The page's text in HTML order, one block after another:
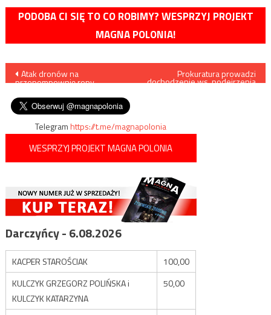
PODOBA CI SIĘ TO CO ROBIMY? WESPRZYJ PROJEKT
MAGNA POLONIA!
Nawigacja
wpisu
Atak dronów na
przepompownię ropy
Prokuratura prowadzi
dochodzenie ws. podejrzenia
Telegramhttps://t.me/magnapolonia
WESPRZYJ PROJEKT MAGNA POLONIA
Darczyńcy - 6.08.2026
KACPER STAROŚCIAK
100,00
KULCZYK GRZEGORZ POLIŃSKA i
KULCZYK KATARZYNA
50,00